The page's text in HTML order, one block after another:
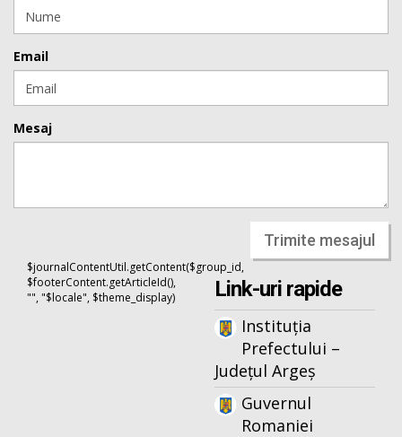
Email
Mesaj
Trimite mesajul
$journalContentUtil.getContent($group_id,
$footerContent.getArticleId(),
"", "$locale", $theme_display)
Link-uri rapide
Instituția
Prefectului –
Județul Argeș
Guvernul
Romaniei